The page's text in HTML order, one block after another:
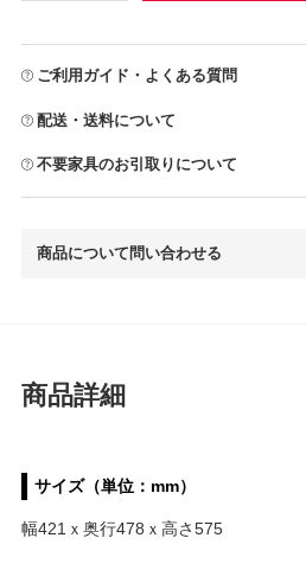
ご利用ガイド・よくある質問
配送・送料について
不要家具のお引取りについて
商品について問い合わせる
商品詳細
サイズ（単位：mm）
幅421ｘ奥行478ｘ高さ575